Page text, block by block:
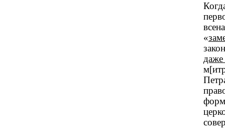
«
даже